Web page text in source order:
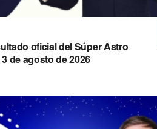
oficial del Súper Astro
de agosto de 2026